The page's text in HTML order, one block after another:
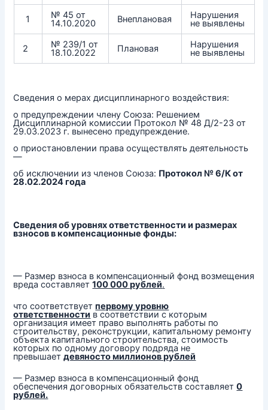
1 № 45 от
14.10.2020 Внеплановая Нарушения
не выявлены
2 № 239/1 от
18.10.2022 Плановая Нарушения
не выявлены
Сведения о мерах дисциплинарного воздействия:
о предупреждении члену Союза: Решением
Дисциплинарной комиссии Протокол № 48 Д/2-23 от
29.03.2023 г. вынесено предупреждение.
о приостановлении права осуществлять деятельность
—
об исключении из членов Союза: Протокол № 6/К от
28.02.2024 года
Сведения об уровнях ответственности и размерах
взносов в компенсационные фонды:
— Размер взноса в компенсационный фонд возмещения
вреда составляет100 000 рублей.
что соответствуетпервому уровню
ответственности в соответствии с которым
организация имеет право выполнять работы по
строительству, реконструкции, капитальному ремонту
объекта капитального строительства, стоимость
которых по одному договору подряда не
превышаетдевяносто миллионов рублей
— Размер взноса в компенсационный фонд
обеспечения договорных обязательств составляет0
рублей.